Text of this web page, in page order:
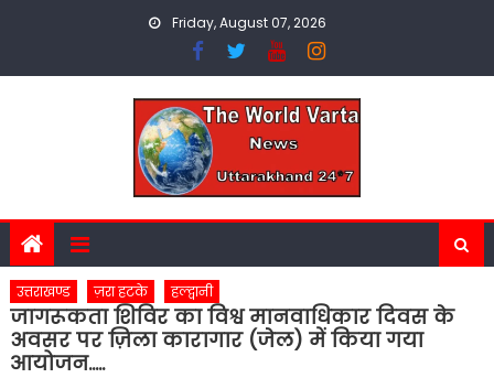
Friday, August 07, 2026
उत्तराखण्ड ज़रा हटके हल्द्वानी
जागरूकता शिविर का विश्व मानवाधिकार दिवस के
अवसर पर ज़िला कारागार (जेल) में किया गया
आयोजन…..